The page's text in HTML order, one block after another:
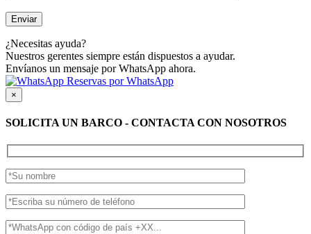
¿Necesitas ayuda?
Nuestros gerentes siempre están dispuestos a ayudar.
Envíanos un mensaje por WhatsApp ahora.
Reservas por WhatsApp
×
SOLICITA UN BARCO - CONTACTA CON NOSOTROS